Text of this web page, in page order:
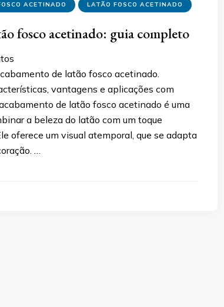
ACETINADO LATÃO FOSCO ACETINADO
fosco acetinado: guia completo
de latão fosco acetinado.
vantagens e aplicações com
de latão fosco acetinado é uma
a beleza do latão com um toque
oferece um visual atemporal, que se adapta
…